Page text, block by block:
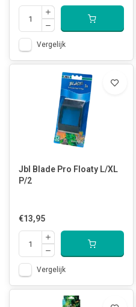
Vergelijk
Jbl Blade Pro Floaty L/XL
P/2
€13,95
Vergelijk